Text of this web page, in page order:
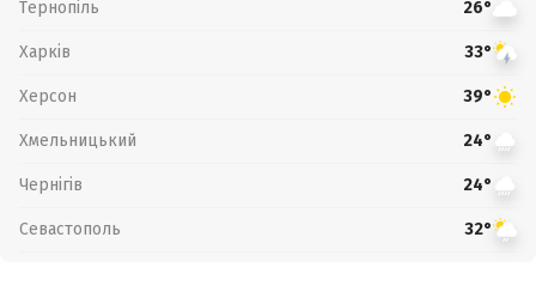
Тернопіль 26°
Харків 33°
Херсон 39°
Хмельницький 24°
Чернігів 24°
Севастополь 32°